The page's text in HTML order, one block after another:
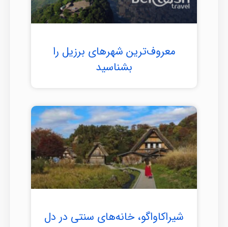
معروف‌ترین شهرهای برزیل را
بشناسید
شیراکاواگو، خانه‌های سنتی در دل